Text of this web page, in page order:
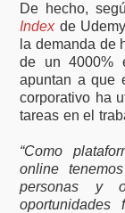
De hecho,
Indexde
la demanda de
de un 4000%
apuntan a que
corporativo ha
tareas en el
“Como
online
personas y